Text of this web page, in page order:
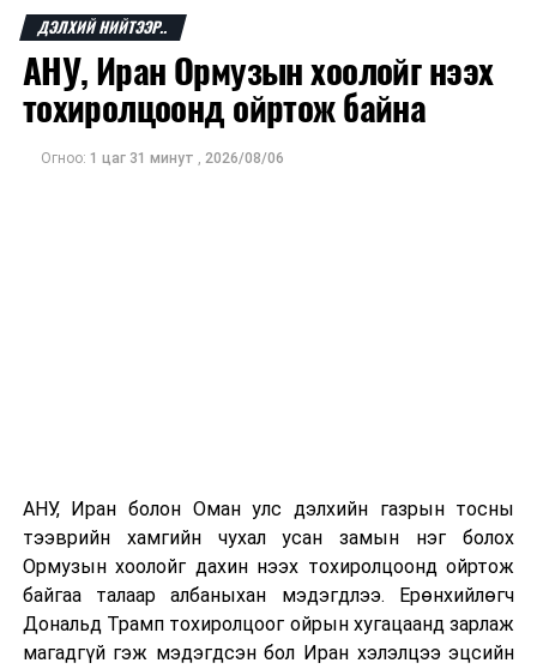
шатаасан гэх үндэслэлээр эрүүгийн хэрэг үүсгэн
шалгаж байна. Харин бусад хоёр түймрийн
шалтгааныг үргэлжлүүлэн тогтоож байгаа бөгөөд
аянгын улмаас үүсээгүй гэж үзэж байгаа аж.
Одоогоор АНУ даяар 13 мужид 90 гаруй томоохон ой,
ДЭЛХИЙ НИЙТЭЭР..
АНУ, Иран Ормузын хоолойг нээх
тохиролцоонд ойртож байна
Огноо: 1 цаг 31 минут , 2026/08/06
АНУ, Иран болон Оман улс дэлхийн газрын тосны
тээврийн хамгийн чухал усан замын нэг болох
Ормузын хоолойг дахин нээх тохиролцоонд ойртож
байгаа талаар албаныхан мэдэгдлээ. Ерөнхийлөгч
Дональд Трамп тохиролцоог ойрын хугацаанд зарлаж
магадгүй гэж мэдэгдсэн бол Иран хэлэлцээ эцсийн